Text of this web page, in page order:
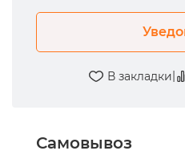
В закладки|
Самовывоз